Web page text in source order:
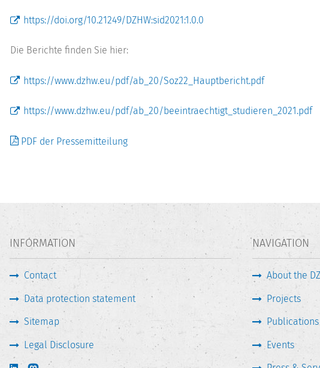
https://doi.org/10.21249/DZHW:sid2021:1.0.0
Die Berichte finden Sie hier:
https://www.dzhw.eu/pdf/ab_20/Soz22_Hauptbericht.pdf
https://www.dzhw.eu/pdf/ab_20/beeintraechtigt_studieren_2021.pdf
PDF der Pressemitteilung
INFORMATION
Contact
Data protection statement
Sitemap
Legal Disclosure
NAVIGATION
About the
Projects
Publications
Events